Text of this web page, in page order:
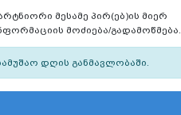
მესამე პირ(ებ)ის მიერ
მოძიება/გადამოწმება.
დღის განმავლობაში.